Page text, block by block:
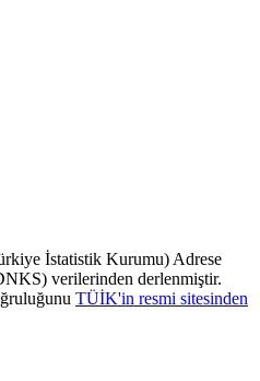
İstatistik Kurumu) Adrese
verilerinden derlenmiştir.
TÜİK'in resmi sitesinden